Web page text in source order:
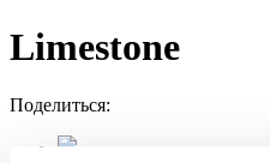
Limestone
Поделиться: